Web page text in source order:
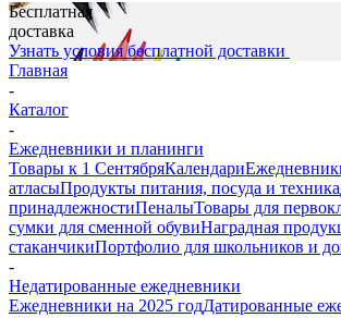
Бесплатная
доставка
Узнать условия бесплатной доставки
Главная
-
Каталог
-
Ежедневники и планинги
Товары к 1 СентябряКалендари
атласыПродукты питания, посуда и техника
принадлежностиПеналыТовары для
сумки для сменной обувиНаградная
стаканчикиПортфолио для школьников и
-
Недатированные ежедневники
Ежедневники на 2025 годДатированные